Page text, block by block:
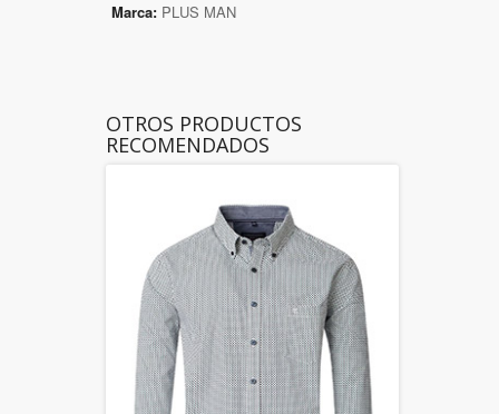
Marca: PLUS MAN
OTROS PRODUCTOS
RECOMENDADOS